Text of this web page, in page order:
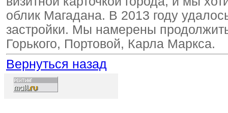
облик Магадана. В 2013 году
застройки. Мы намерены
Горького, Портовой, Карла Маркса.
Вернуться назад